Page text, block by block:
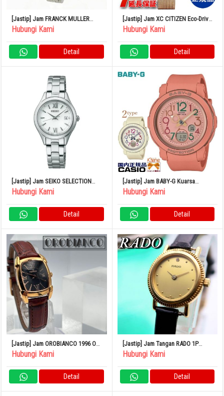
[Jastip] Jam FRANCK MULLER
Tono Curvex Intermedia 2251QZ
Hubungi Kami
Detail
[Jastip] Jam XC CITIZEN Eco-Drive
Official Japanese Product
Wristwatch EW2635-54A
Hubungi Kami
Detail
[Jastip] Jam SEIKO SELECTION
SWFH131 Radio Solar
Hubungi Kami
Detail
[Jastip] Jam BABY-G Kuarsa
Analog Digital Kronograf Terakota
BGA-290PA-4AJF
Hubungi Kami
Detail
[Jastip] Jam OROBIANCO 1996 OR-
0028N 500
Hubungi Kami
Detail
[Jastip] Jam Tangan RADO 1P
Diamond Round Gold 583
Hubungi Kami
Detail